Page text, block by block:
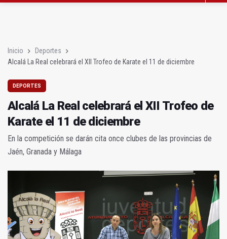
Inicio
Deportes
Alcalá La Real celebrará el XII Trofeo de Karate el 11 de diciembre
DEPORTES
Alcalá La Real celebrará el XII Trofeo de
Karate el 11 de diciembre
En la competición se darán cita once clubes de las provincias de
Jaén, Granada y Málaga